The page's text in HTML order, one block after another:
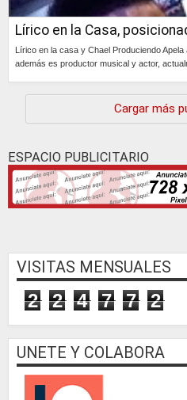
Lírico en la Casa,
Lírico en la casa y Chael Produciendo
además es productor musical y actor,
Cargar más
ESPACIO PUBLICITARIO
VISITAS MENSUALES
2 2 4 7 7 2
UNETE Y COLABORA